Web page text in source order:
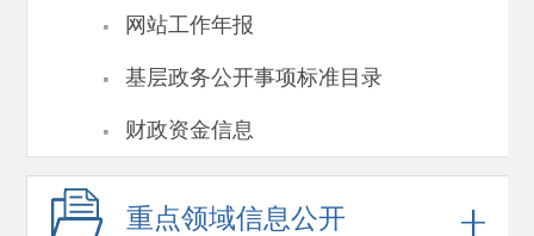
· 网站工作年报
· 基层政务公开事项标准目录
· 财政资金信息
重点领域信息公开